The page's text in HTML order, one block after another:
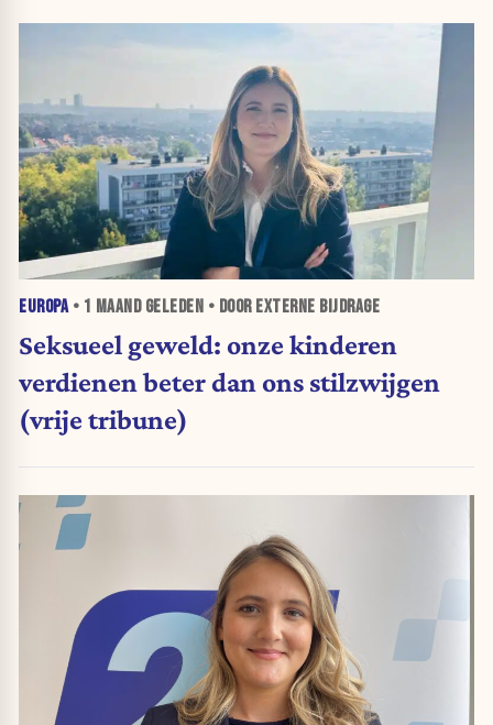
EUROPA• 1 MAANDGELEDEN • DOOR EXTERNE BIJDRAGE
Seksueel geweld: onze kinderen
verdienen beter dan ons stilzwijgen
(vrije tribune)